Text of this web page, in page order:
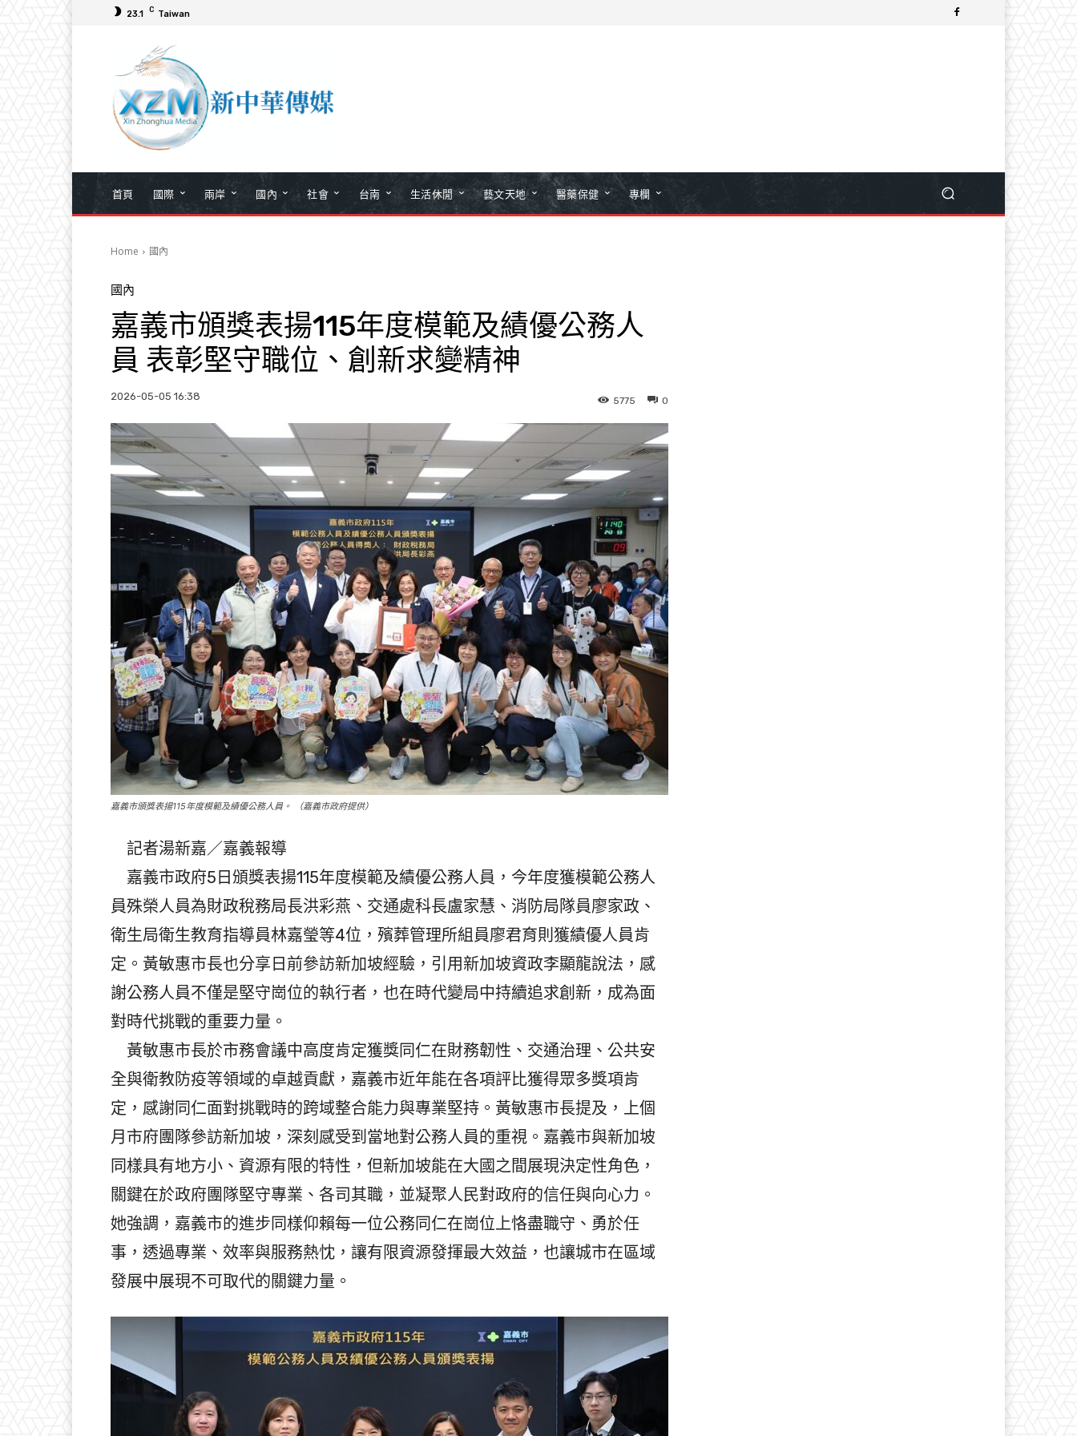
23.1 C Taiwan
首頁 國際 兩岸 國內 社會 台南 生活休閒 藝文天地 醫藥保健 專欄
Home 國內
國內
嘉義市頒獎表揚115年度模範及績優公務人
員 表彰堅守職位、創新求變精神
2026-05-05 16:38 0
5775
嘉義市頒獎表揚115年度模範及績優公務人員。 （嘉義市政府提供）
記者湯新嘉／嘉義報導
嘉義市政府5日頒獎表揚115年度模範及績優公務人員，今年度獲模範公務人
員殊榮人員為財政稅務局長洪彩燕、交通處科長盧家慧、消防局隊員廖家政、
衛生局衛生教育指導員林嘉瑩等4位，殯葬管理所組員廖君育則獲績優人員肯
定。黃敏惠市長也分享日前參訪新加坡經驗，引用新加坡資政李顯龍說法，感
謝公務人員不僅是堅守崗位的執行者，也在時代變局中持續追求創新，成為面
對時代挑戰的重要力量。
黃敏惠市長於市務會議中高度肯定獲獎同仁在財務韌性、交通治理、公共安
全與衛教防疫等領域的卓越貢獻，嘉義市近年能在各項評比獲得眾多獎項肯
定，感謝同仁面對挑戰時的跨域整合能力與專業堅持。黃敏惠市長提及，上個
月市府團隊參訪新加坡，深刻感受到當地對公務人員的重視。嘉義市與新加坡
同樣具有地方小、資源有限的特性，但新加坡能在大國之間展現決定性角色，
關鍵在於政府團隊堅守專業、各司其職，並凝聚人民對政府的信任與向心力。
她強調，嘉義市的進步同樣仰賴每一位公務同仁在崗位上恪盡職守、勇於任
事，透過專業、效率與服務熱忱，讓有限資源發揮最大效益，也讓城市在區域
發展中展現不可取代的關鍵力量。